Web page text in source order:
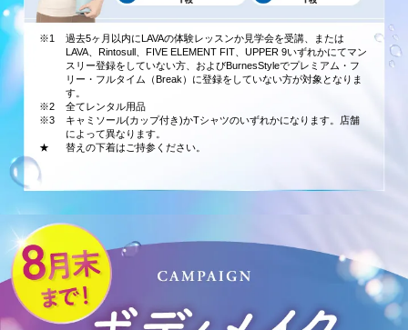
※1
過去5ヶ月以内にLAVAの体験レッスンか見学会を受講、または
LAVA、Rintosull、FIVE ELEMENT FIT、UPPER 9いずれかにてマン
スリー登録をしていない方、およびBurnesStyleでプレミアム・フ
リー・フルタイム（Break）に登録をしていない方が対象となりま
す。
※2
全てレンタル用品
※3
キャミソール(カップ付き)かTシャツのいずれかになります。店舗
によって異なります。
★
替えの下着はご持参ください。